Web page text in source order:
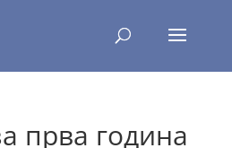
прва година